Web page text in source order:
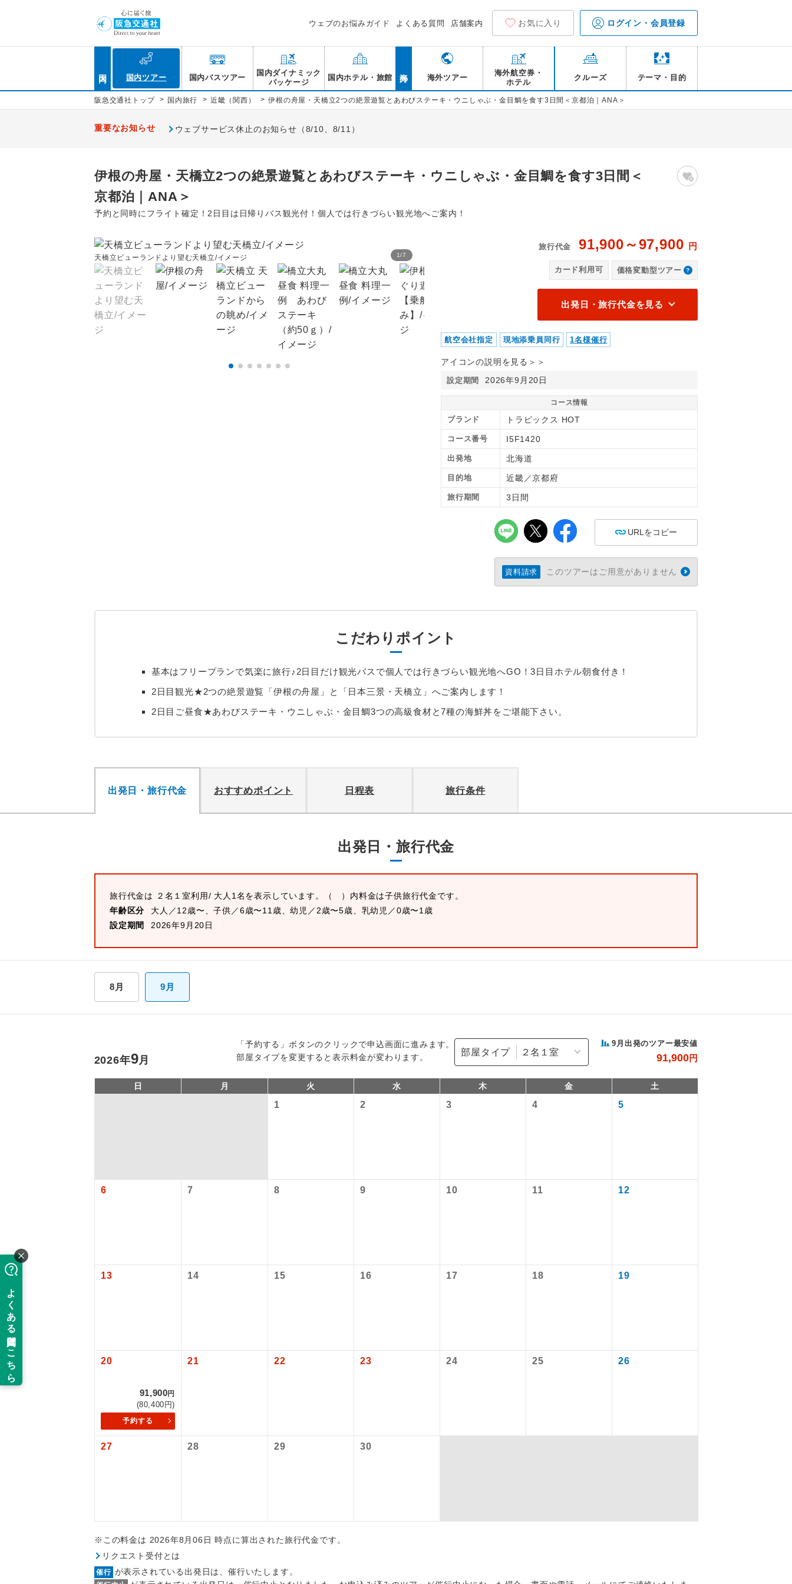
ウェブのお悩みガイド よくある質問 店舗案内 お気に入り ログイン・会員登録
国内ツアー 国内バスツアー
国内ダイナミック
パッケージ
国内ホテル・旅館 海外ツアー
海外航空券・
ホテル
クルーズ テーマ・目的
阪急交通社トップ > 国内旅行 > 近畿（関西） > 伊根の舟屋・天橋立2つの絶景遊覧とあわびステーキ・ウニしゃぶ・金目鯛を食す3日間＜京都泊｜ANA＞
重要なお知らせ ウェブサービス休止のお知らせ（8/10、8/11）
伊根の舟屋・天橋立2つの絶景遊覧とあわびステーキ・ウニしゃぶ・金目鯛を食す3日間＜
京都泊｜ANA＞
予約と同時にフライト確定！2日目は日帰りバス観光付！個人では行きづらい観光地へご案内！
1/7
天橋立ビューランドより望む天橋立/イメージ
旅行代金 91,900～97,900 円
カード利用可 価格変動型ツアー
出発日・旅行代金を見る
航空会社指定 現地添乗員同行 1名様催行
アイコンの説明を見る＞＞
設定期間 2026年9月20日
コース情報
ブランド トラピックス HOT
コース番号 I5F1420
出発地 北海道
目的地 近畿／京都府
旅行期間 3日間
URLをコピー
資料請求 このツアーはご用意がありません
こだわりポイント
基本はフリープランで気楽に旅行♪2日目だけ観光バスで個人では行きづらい観光地へGO！3日目ホテル朝食付き！
2日目観光★2つの絶景遊覧「伊根の舟屋」と「日本三景・天橋立」へご案内します！
2日目ご昼食★あわびステーキ・ウニしゃぶ・金目鯛3つの高級食材と7種の海鮮丼をご堪能下さい。
出発日・旅行代金 おすすめポイント 日程表 旅行条件
出発日・旅行代金
旅行代金は ２名１室利用/ 大人1名を表示しています。
（ ）内料金は子供旅行代金です。
年齢区分
大人／12歳〜、子供／6歳〜11歳、幼児／2歳〜5歳、乳幼児／0歳〜1歳
設定期間
2026年9月20日
8月 9月
「予約する」ボタンのクリックで申込画面に進みます。
部屋タイプを変更すると表示料金が変わります。
部屋タイプ
9 月出発のツアー最安値
91,900円
2026年9月
日 月 火 水 木 金 土
1 2 3 4 5
6 7 8 9 10 11 12
13 14 15 16 17 18 19
20
91,900円
(80,400円)
予約する
21 22 23 24 25 26
27 28 29 30
※この料金は 2026年8月06日 時点に算出された旅行代金です。
リクエスト受付とは
催行 が表示されている出発日は、催行いたします。
航空会社が設定する「個人包括旅行運賃」を利用したツアーです。
ウェブ限定コースとなりますので、コールセンター及びカウンターでのお申し込みはできま
現地添乗員同行
現地到着空港（駅）から最終日出発空港（駅）まで添乗員が
ユネスコに登録されている文化遺産や自然遺産を訪ねるコー
温泉 温泉地にも宿泊するコースです。
全食事付き